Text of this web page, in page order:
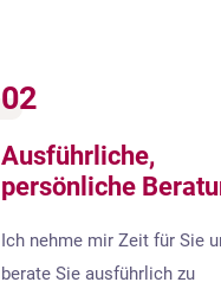
02
Ausführliche,
persönliche
Ich nehme mir Zeit für Sie
berate Sie ausführlich zu